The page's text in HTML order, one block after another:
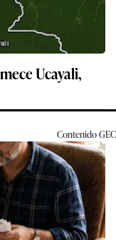
Ucayali,
ContenidoGEC